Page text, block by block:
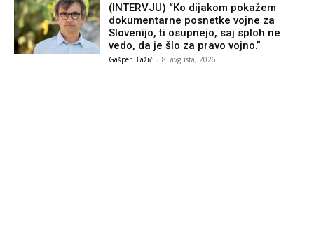
(INTERVJU) “Ko dijakom pokažem
dokumentarne posnetke vojne za
Slovenijo, ti osupnejo, saj sploh ne
vedo, da je šlo za pravo vojno.”
Gašper Blažič - 8. avgusta, 2026